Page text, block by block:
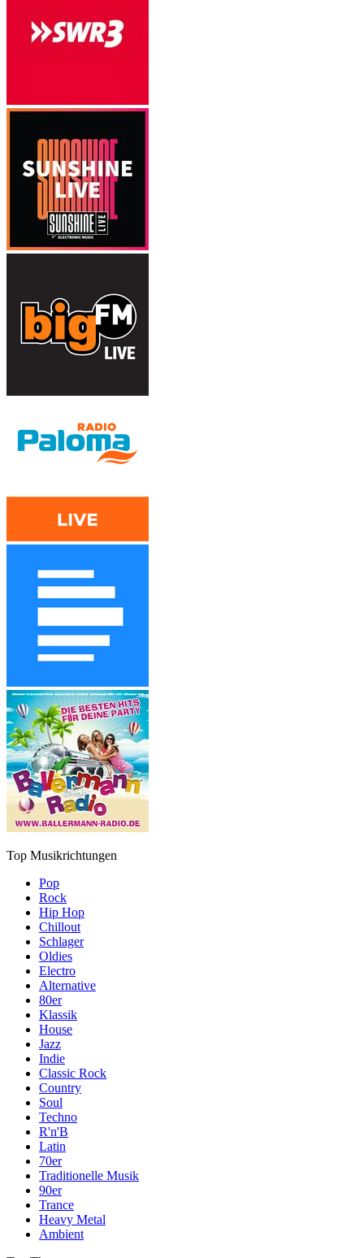
Top Musikrichtungen
Pop
Rock
Hip Hop
Chillout
Schlager
Oldies
Electro
Alternative
80er
Klassik
House
Jazz
Indie
Classic Rock
Country
Soul
Techno
R'n'B
Latin
70er
Traditionelle Musik
90er
Trance
Heavy Metal
Ambient